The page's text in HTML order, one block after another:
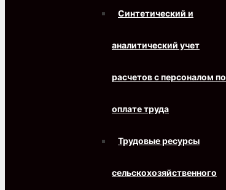
Синтетический и
аналитический учет
расчетов с персоналом по
оплате труда
Трудовые ресурсы
сельскохозяйственного